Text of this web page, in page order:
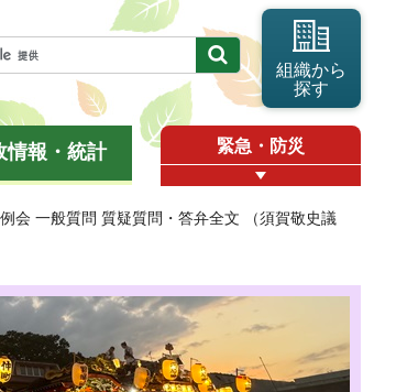
組織から
探す
情報・統計 緊急・防災
会 一般質問 質疑質問・答弁全文 （須賀敬史議